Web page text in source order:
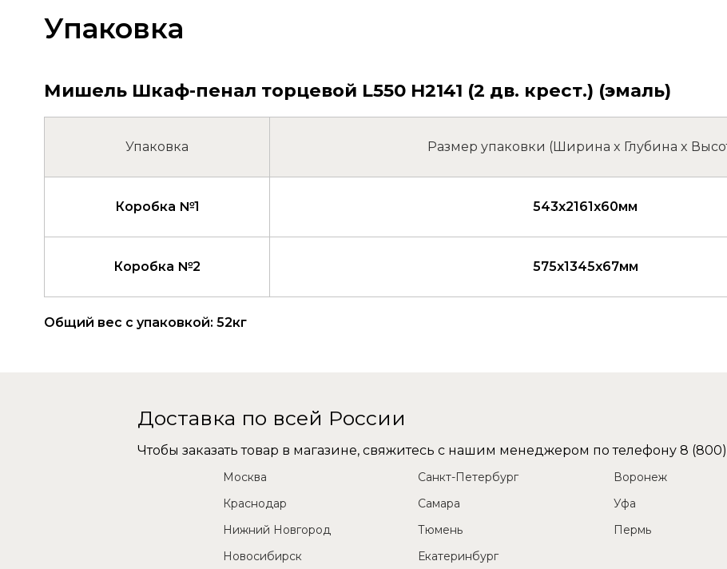
Упаковка
Мишель Шкаф-пенал торцевой L550 H2141 (2 дв. крест.) (эмаль)
Упаковка Размер упаковки (Ширина x Глубина x
Коробка №1 543x2161x60мм
Коробка №2 575x1345x67мм
Общий вес с упаковкой: 52кг
Доставка по всей России
Чтобы заказать товар в магазине, свяжитесь с нашим менеджером по телефону 8
Москва Санкт-Петербург
Воронеж
Краснодар
Самара
Уфа
Нижний Новгород
Тюмень
Пермь
Новосибирск
Екатеринбург